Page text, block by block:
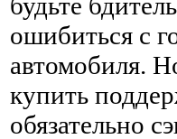
ошибиться с
автомобиля.
купить
обязательно